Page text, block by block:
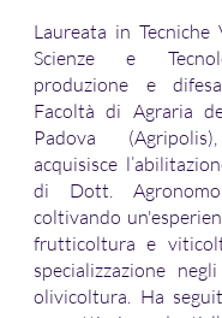
Laureata in
Scienze e
produzione e
Facoltà di Agraria
Padova
acquisisce
di Dott.
coltivando
frutticoltura e
specializzazione
olivicoltura. Ha